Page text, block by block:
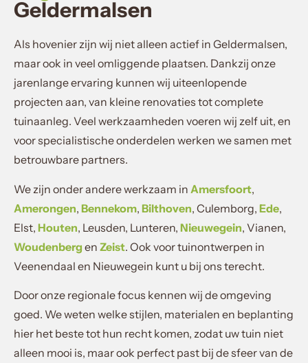
Geldermalsen
Als hovenier zijn wij niet alleen actief in Geldermalsen,
maar ook in veel omliggende plaatsen. Dankzij onze
jarenlange ervaring kunnen wij uiteenlopende
projecten aan, van kleine renovaties tot complete
tuinaanleg. Veel werkzaamheden voeren wij zelf uit, en
voor specialistische onderdelen werken we samen met
betrouwbare partners.
We zijn onder andere werkzaam in Amersfoort,
Amerongen, Bennekom, Bilthoven, Culemborg, Ede,
Elst, Houten, Leusden, Lunteren, Nieuwegein, Vianen,
Woudenberg en Zeist. Ook voor tuinontwerpen in
Veenendaal en Nieuwegein kunt u bij ons terecht.
Door onze regionale focus kennen wij de omgeving
goed. We weten welke stijlen, materialen en beplanting
hier het beste tot hun recht komen, zodat uw tuin niet
alleen mooi is, maar ook perfect past bij de sfeer van de